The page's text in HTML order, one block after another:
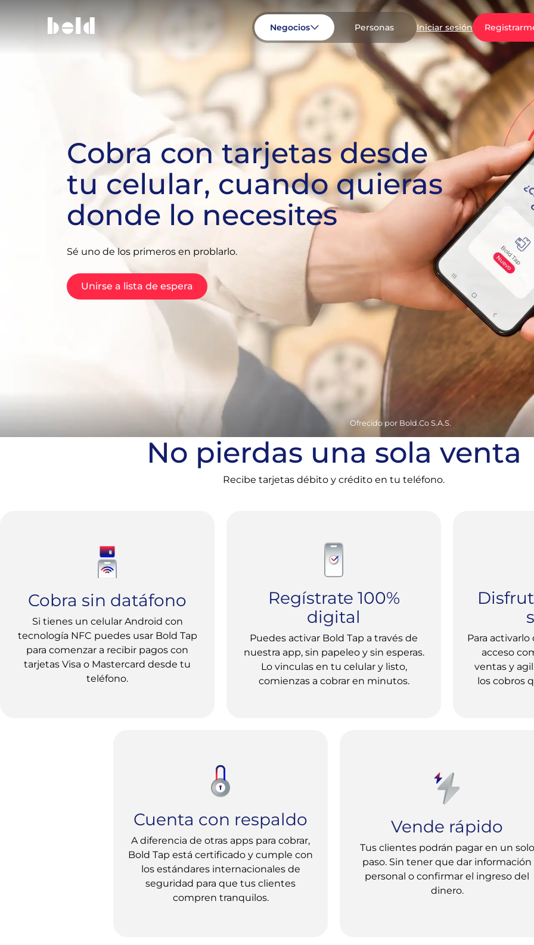
Negocios Personas Iniciar sesión
Cobra con tarjetas desde
tu celular, cuando quieras
donde lo necesites
Sé uno de los primeros en problarlo.
Unirse a lista de espera
Ofrecido por Bold.Co S.A.S.
No pierdas una sola venta
Recibe tarjetas débito y crédito en tu teléfono.
Cobra sin datáfono
Si tienes un celular Android con
tecnología NFC puedes usar Bold Tap
para comenzar a recibir pagos con
tarjetas Visa o Mastercard desde tu
teléfono.
Regístrate 100%
digital
Puedes activar Bold Tap a través de
nuestra app, sin papeleo y sin esperas.
Lo vinculas en tu celular y listo,
comienzas a cobrar en minutos.
Para
acceso
ventas y
los cobros
Cuenta con respaldo
A diferencia de otras apps para cobrar,
Bold Tap está certificado y cumple con
los estándares internacionales de
seguridad para que tus clientes
compren tranquilos.
Vende rápido
Tus clientes podrán pagar en un solo
paso. Sin tener que dar información
personal o confirmar el ingreso del
dinero.